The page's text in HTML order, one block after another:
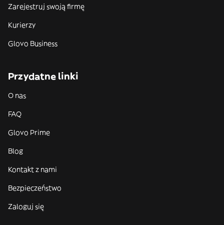
Zarejestruj swoją firmę
Kurierzy
Glovo Business
Przydatne linki
O nas
FAQ
Glovo Prime
Blog
Kontakt z nami
Bezpieczeństwo
Zaloguj się